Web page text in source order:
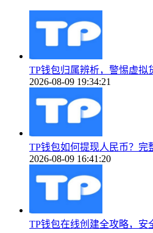
TP钱包归属辨析，警惕虚拟
2026-08-09 19:34:21
TP钱包如何提现人民币？完
2026-08-09 16:41:20
TP钱包在线创建全攻略，安